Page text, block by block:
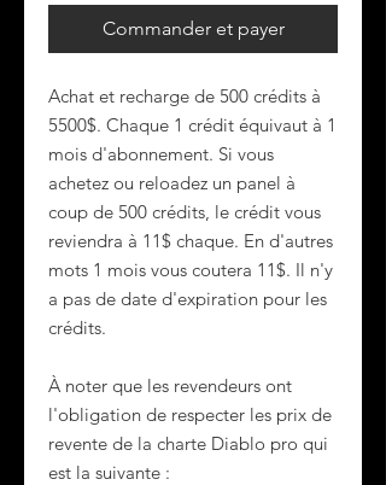
Commander et payer
Achat et recharge de 500 crédits à
5500$. Chaque 1 crédit équivaut à 1
mois d'abonnement. Si vous
achetez ou reloadez un panel à
coup de 500 crédits, le crédit vous
reviendra à 11$ chaque. En d'autres
mots 1 mois vous coutera 11$. Il n'y
a pas de date d'expiration pour les
crédits.
À noter que les revendeurs ont
l'obligation de respecter les prix de
revente de la charte Diablo pro qui
est la suivante :